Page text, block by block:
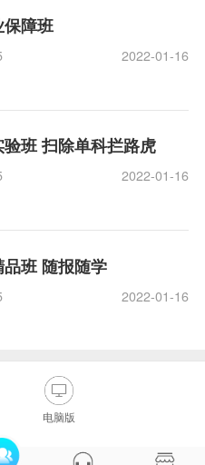
障班
2022-01-16
班 扫除单科拦路虎
2022-01-16
品班 随报随学
2022-01-16
电脑版